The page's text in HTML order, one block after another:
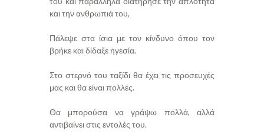
και την ανθρωπιά του,
Πάλεψε στα ίσια με τον κίνδυνο όπου τον
βρήκε και δίδαξε ηγεσία.
Στο στερνό του ταξίδι θα έχει τις προσευχές
μας και θα είναι πολλές.
Θα μπορούσα να γράψω πολλά, αλλά
αντιβαίνει στις εντολές του.